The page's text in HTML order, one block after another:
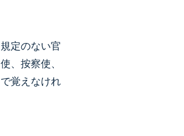
定のない官
、按察使、
覚えなけれ